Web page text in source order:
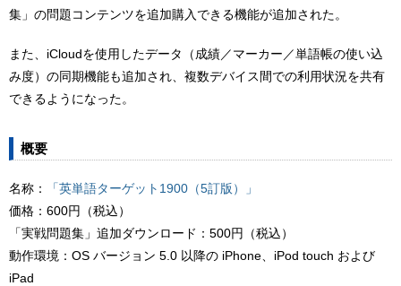
集」の問題コンテンツを追加購入できる機能が追加された。
また、iCloudを使用したデータ（成績／マーカー／単語帳の使い込
み度）の同期機能も追加され、複数デバイス間での利用状況を共有
できるようになった。
概要
名称：
「英単語ターゲット1900（5訂版）」
価格：600円（税込）
「実戦問題集」追加ダウンロード：500円（税込）
動作環境：OS バージョン 5.0 以降の iPhone、iPod touch および
iPad